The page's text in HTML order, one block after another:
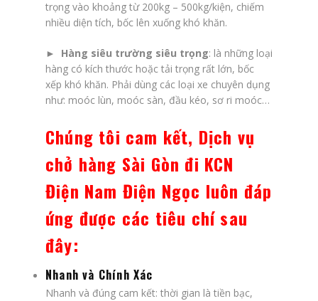
trọng vào khoảng từ 200kg – 500kg/kiện, chiếm
nhiều diện tích, bốc lên xuống khó khăn.
► Hàng siêu trường siêu trọng: là những loại
hàng có kích thước hoặc tải trọng rất lớn, bốc
xếp khó khăn. Phải dùng các loại xe chuyên dụng
như: moóc lùn, moóc sàn, đầu kéo, sơ ri moóc…
Chúng tôi cam kết, Dịch vụ
chở hàng Sài Gòn đi KCN
Điện Nam Điện Ngọc luôn đáp
ứng được các tiêu chí sau
đây:
Nhanh và Chính Xác
Nhanh và đúng cam kết: thời gian là tiền bạc,